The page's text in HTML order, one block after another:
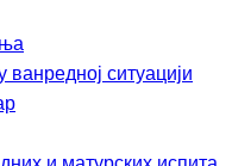
ситуацији